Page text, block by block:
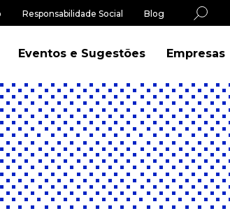
Responsabilidade Social Blog
Eventos e Sugestões Empresas